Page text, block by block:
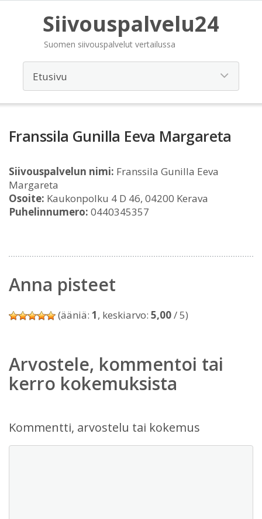
Siivouspalvelu24
Suomen siivouspalvelut vertailussa
Franssila Gunilla Eeva Margareta
Siivouspalvelun nimi: Franssila Gunilla Eeva
Margareta
Osoite: Kaukonpolku 4 D 46, 04200 Kerava
Puhelinnumero: 0440345357
Anna pisteet
(ääniä: 1, keskiarvo: 5,00/ 5)
Arvostele, kommentoi tai
kerro kokemuksista
Kommentti, arvostelu tai kokemus